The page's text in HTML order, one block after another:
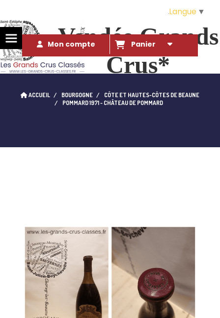
Vendée Grands
Crus*
qui l'eût cru...
Mon compte Panier
ACCUEIL BOURGOGNE
CÔTE ET HAUTES-CÔTES DE BEAUNE
POMMARD 1971 - CHÂTEAU DE POMMARD
Langue ▼